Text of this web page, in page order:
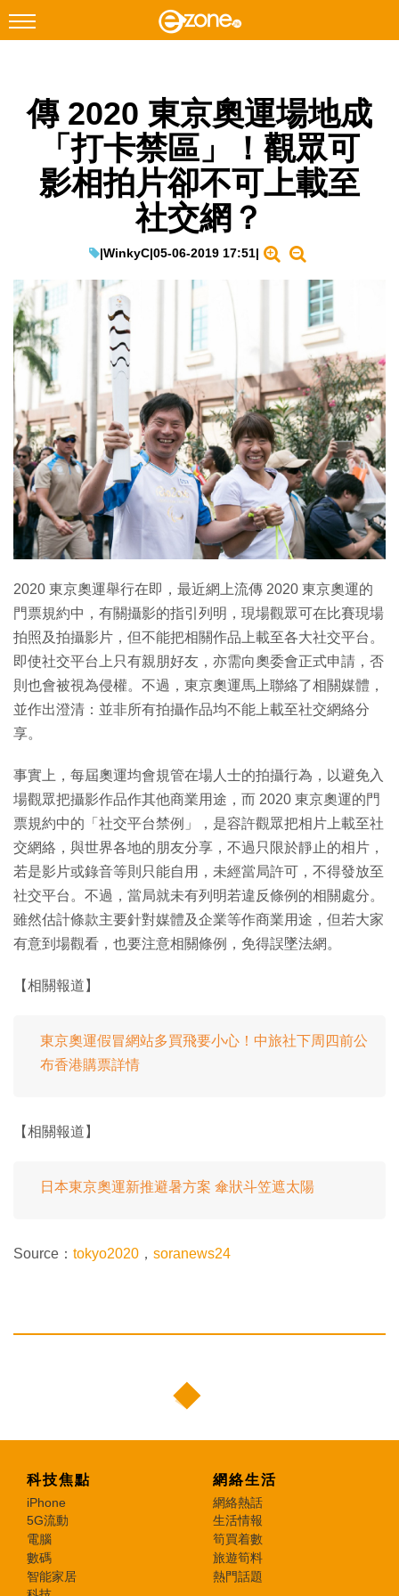
Facebook Instagram
網絡生活
EduTech
IT Times
生成式AI與雲端應用
Enterprise Digital Transformation
特集
傳 2020 東京奧運場地成
「打卡禁區」！觀眾可
影相拍片卻不可上載至
社交網？
|WinkyC|05-06-2019 17:51|
2020 東京奧運舉行在即，最近網上流傳 2020 東京奧運的
門票規約中，有關攝影的指引列明，現場觀眾可在比賽現場
拍照及拍攝影片，但不能把相關作品上載至各大社交平台。
即使社交平台上只有親朋好友，亦需向奧委會正式申請，否
則也會被視為侵權。不過，東京奧運馬上聯絡了相關媒體，
並作出澄清：並非所有拍攝作品均不能上載至社交網絡分
享。
事實上，每屆奧運均會規管在場人士的拍攝行為，以避免入
場觀眾把攝影作品作其他商業用途，而 2020 東京奧運的門
票規約中的「社交平台禁例」，是容許觀眾把相片上載至社
交網絡，與世界各地的朋友分享，不過只限於靜止的相片，
若是影片或錄音等則只能自用，未經當局許可，不得發放至
社交平台。不過，當局就未有列明若違反條例的相關處分。
雖然估計條款主要針對媒體及企業等作商業用途，但若大家
有意到場觀看，也要注意相關條例，免得誤墜法網。
【相關報道】
東京奧運假冒網站多買飛要小心！中旅社下周四前公
布香港購票詳情
【相關報道】
日本東京奧運新推避暑方案 傘狀斗笠遮太陽
Source： tokyo2020 ， soranews24
科技焦點
iPhone
5G流動
電腦
數碼
智能家居
網絡生活
網絡熱話
生活情報
筍買着數
旅遊筍料
熱門話題